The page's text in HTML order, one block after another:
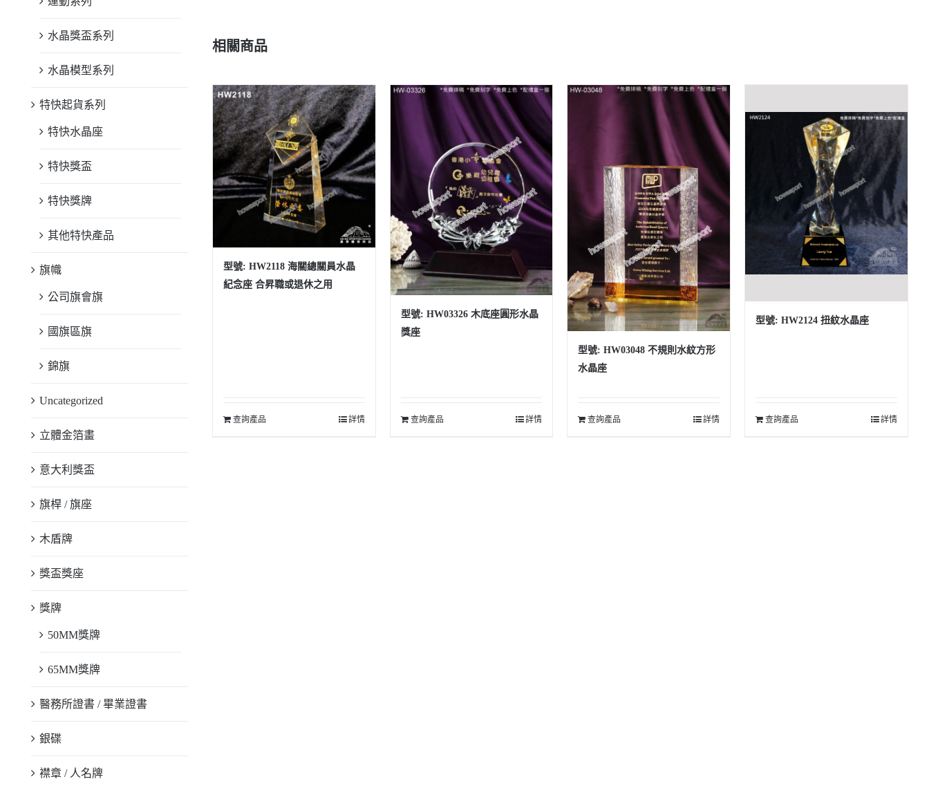
相關商品
型號: HW2118 海關總關員水晶
紀念座 合昇職或退休之用
查詢產品 詳情
型號: HW03326 木底座圓形水晶
獎座
查詢產品 詳情
型號: HW03048 不規則水紋方形
水晶座
查詢產品 詳情
型號: HW2124 扭紋水晶座
查詢產品 詳情
水晶獎盃系列
水晶模型系列
特快起貨系列
特快水晶座
特快獎盃
特快獎牌
其他特快產品
旗幟
公司旗會旗
國旗區旗
錦旗
Uncategorized
立體金箔畫
意大利獎盃
旗桿 / 旗座
木盾牌
獎盃獎座
獎牌
50MM獎牌
65MM獎牌
醫務所證書 / 畢業證書
銀碟
襟章 / 人名牌